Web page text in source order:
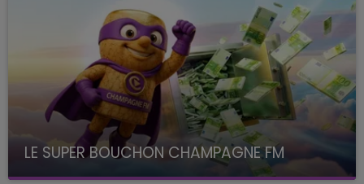
LE SUPER BOUCHON CHAMPAGNE FM
avec La Famille Champagne FM, à 8H10